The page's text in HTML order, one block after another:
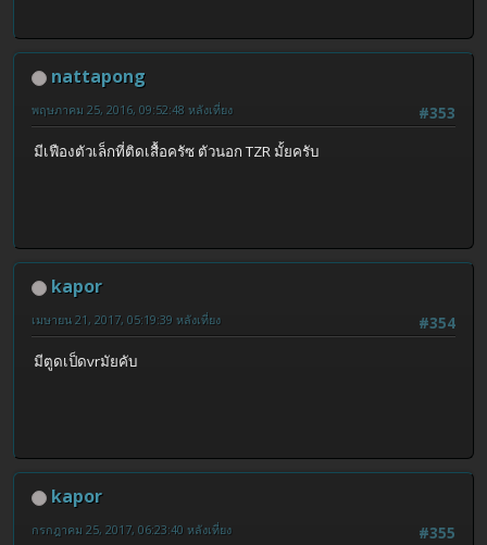
nattapong
#353
พฤษภาคม 25, 2016, 09:52:48 หลังเที่ยง
มีเฟืองตัวเล็กที่ติดเสื้อครัซ ตัวนอก TZR มั้ยครับ
kapor
#354
เมษายน 21, 2017, 05:19:39 หลังเที่ยง
มีตูดเป็ดvrมัยคับ
kapor
#355
กรกฎาคม 25, 2017, 06:23:40 หลังเที่ยง